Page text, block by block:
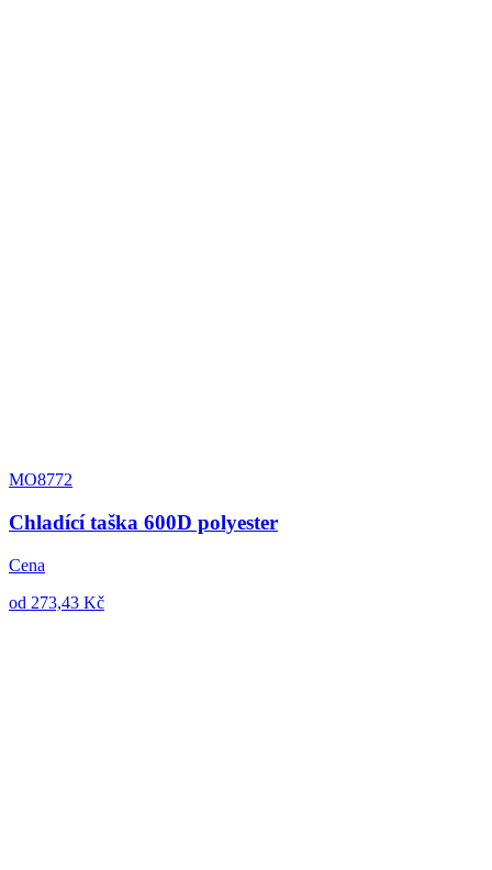
MO8772
Chladící taška 600D polyester
Cena
od 273,43 Kč